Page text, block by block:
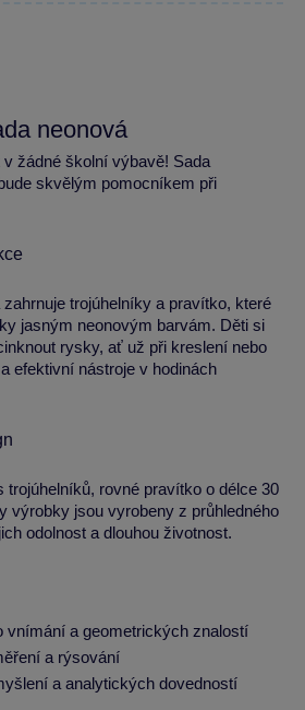
neonová
žádné školní výbavě! Sada
skvělým pomocníkem při
trojúhelníky a pravítko, které
jasným neonovým barvám. Děti si
rysky, ať už při kreslení nebo
efektivní nástroje v hodinách
trojúhelníků, rovné pravítko o délce 30
výrobky jsou vyrobeny z průhledného
odolnost a dlouhou životnost.
vnímání a geometrických znalostí
a rýsování
a analytických dovedností